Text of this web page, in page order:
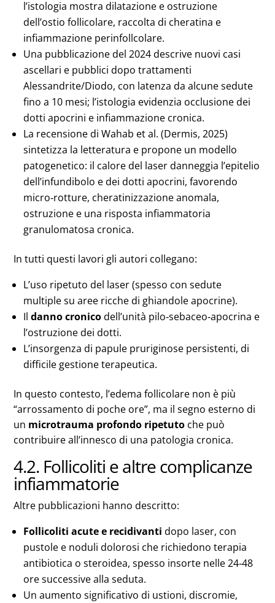
l’istologia mostra dilatazione e ostruzione
dell’ostio follicolare, raccolta di cheratina e
infiammazione perinfollcolare.
Una pubblicazione del 2024 descrive nuovi casi
ascellari e pubblici dopo trattamenti
Alessandrite/Diodo, con latenza da alcune sedute
fino a 10 mesi; l’istologia evidenzia occlusione dei
dotti apocrini e infiammazione cronica.
La recensione di Wahab et al. (Dermis, 2025)
sintetizza la letteratura e propone un modello
patogenetico: il calore del laser danneggia l’epitelio
dell’infundibolo e dei dotti apocrini, favorendo
micro‑rotture, cheratinizzazione anomala,
ostruzione e una risposta infiammatoria
granulomatosa cronica.
In tutti questi lavori gli autori collegano:
L’uso ripetuto del laser (spesso con sedute
multiple su aree ricche di ghiandole apocrine).
Ildanno cronicodell’unità pilo‑sebaceo‑apocrina e
l’ostruzione dei dotti.
L’insorgenza di papule pruriginose persistenti, di
difficile gestione terapeutica.
In questo contesto, l’edema follicolare non è più
“arrossamento di poche ore”, ma il segno esterno di
un microtrauma profondo ripetuto che può
contribuire all’innesco di una patologia cronica.
4.2. Follicoliti e altre complicanze
infiammatorie
Altre pubblicazioni hanno descritto:
Follicoliti acute e recidivanti dopo laser, con
pustole e noduli dolorosi che richiedono terapia
antibiotica o steroidea, spesso insorte nelle 24‑48
ore successive alla seduta.
Un aumento significativo di ustioni, discromie,